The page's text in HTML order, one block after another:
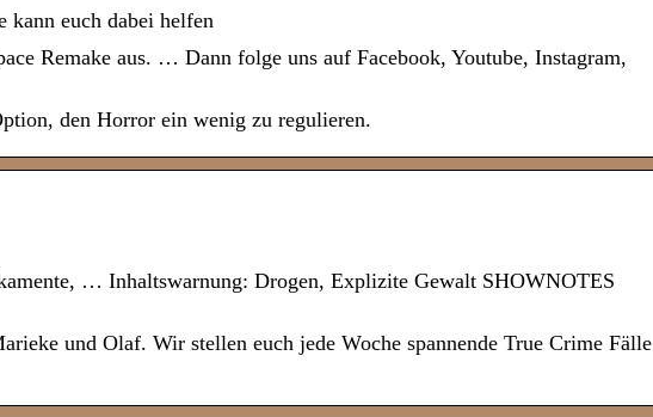
kann euch dabei helfen
Remake aus. … Dann folge uns auf Facebook, Youtube, Instagram,
den Horror ein wenig zu regulieren.
… Inhaltswarnung: Drogen, Explizite Gewalt SHOWNOTES
und Olaf. Wir stellen euch jede Woche spannende True Crime Fälle